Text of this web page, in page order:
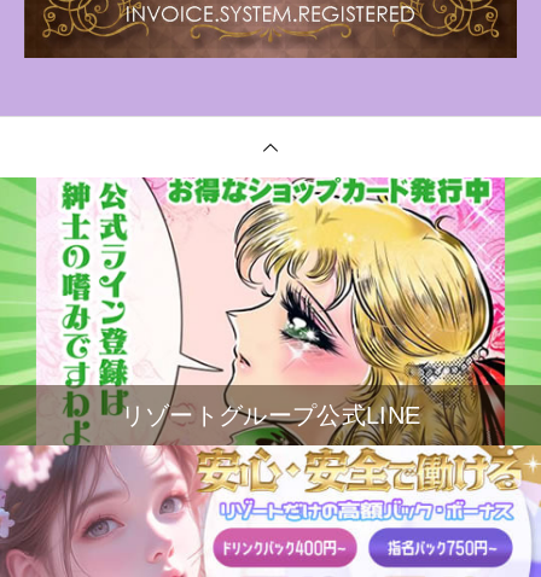
リゾートグループ公式LINE